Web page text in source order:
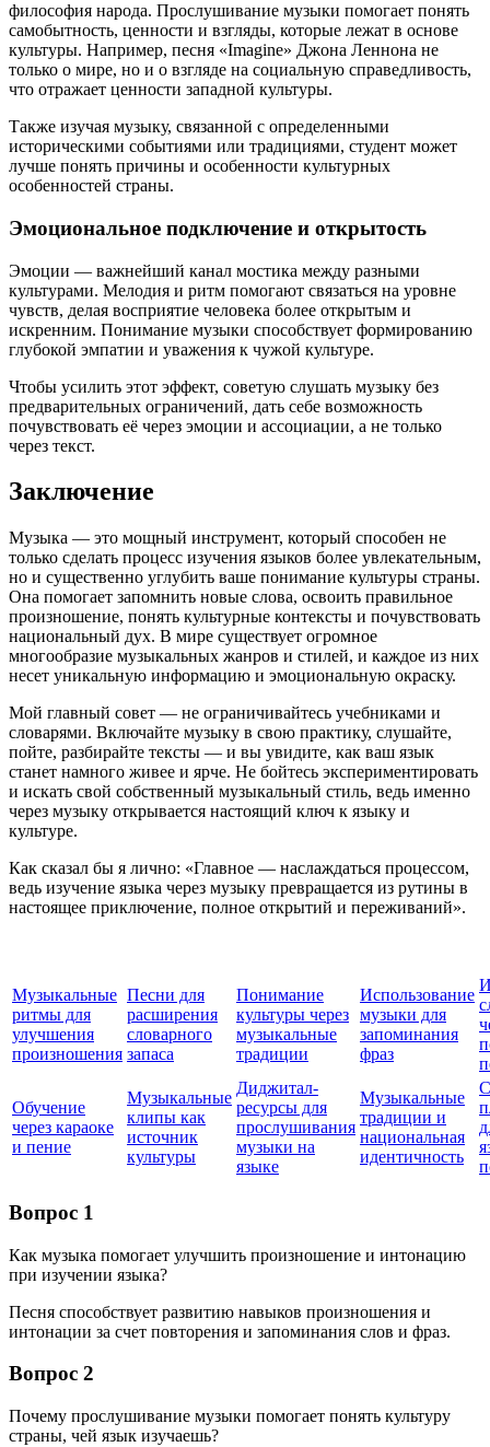
философия народа. Прослушивание музыки помогает понять
самобытность, ценности и взгляды, которые лежат в основе
культуры. Например, песня «Imagine» Джона Леннона не
только о мире, но и о взгляде на социальную справедливость,
что отражает ценности западной культуры.
Также изучая музыку, связанной с определенными
историческими событиями или традициями, студент может
лучше понять причины и особенности культурных
особенностей страны.
Эмоциональное подключение и открытость
Эмоции — важнейший канал мостика между разными
культурами. Мелодия и ритм помогают связаться на уровне
чувств, делая восприятие человека более открытым и
искренним. Понимание музыки способствует формированию
глубокой эмпатии и уважения к чужой культуре.
Чтобы усилить этот эффект, советую слушать музыку без
предварительных ограничений, дать себе возможность
почувствовать её через эмоции и ассоциации, а не только
через текст.
Заключение
Музыка — это мощный инструмент, который способен не
только сделать процесс изучения языков более увлекательным,
но и существенно углубить ваше понимание культуры страны.
Она помогает запомнить новые слова, освоить правильное
произношение, понять культурные контексты и почувствовать
национальный дух. В мире существует огромное
многообразие музыкальных жанров и стилей, и каждое из них
несет уникальную информацию и эмоциональную окраску.
Мой главный совет — не ограничивайтесь учебниками и
словарями. Включайте музыку в свою практику, слушайте,
пойте, разбирайте тексты — и вы увидите, как ваш язык
станет намного живее и ярче. Не бойтесь экспериментировать
и искать свой собственный музыкальный стиль, ведь именно
через музыку открывается настоящий ключ к языку и
культуре.
Как сказал бы я лично: «Главное — наслаждаться процессом,
ведь изучение языка через музыку превращается из рутины в
настоящее приключение, полное открытий и переживаний».
Музыкальные
ритмы для
улучшения
произношения
Песни для
расширения
словарного
запаса
Понимание
культуры через
музыкальные
традиции
Использование
музыки для
запоминания
фраз
Обучение
через караоке
и пение
Музыкальные
клипы как
источник
культуры
Диджитал-
ресурсы для
прослушивания
музыки на
языке
Музыкальные
традиции и
национальная
идентичность
Вопрос 1
Как музыка помогает улучшить произношение и интонацию
при изучении языка?
Песня способствует развитию навыков произношения и
интонации за счет повторения и запоминания слов и фраз.
Вопрос 2
Почему прослушивание музыки помогает понять культуру
страны, чей язык изучаешь?